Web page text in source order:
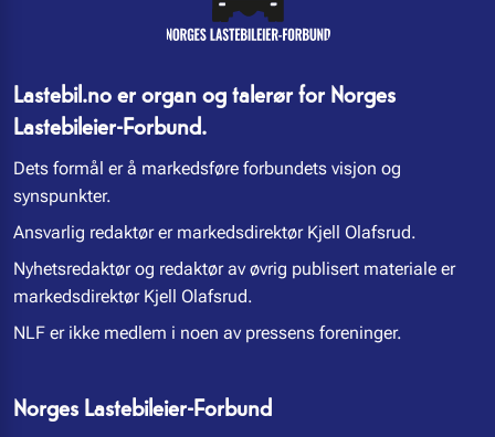
Lastebil.no er organ og talerør for Norges
Lastebileier-Forbund.
Dets formål er å markedsføre forbundets visjon og
synspunkter.
Ansvarlig redaktør er markedsdirektør Kjell Olafsrud.
Nyhetsredaktør og redaktør av øvrig publisert materiale er
markedsdirektør Kjell Olafsrud.
NLF er ikke medlem i noen av pressens foreninger.
Norges Lastebileier-Forbund